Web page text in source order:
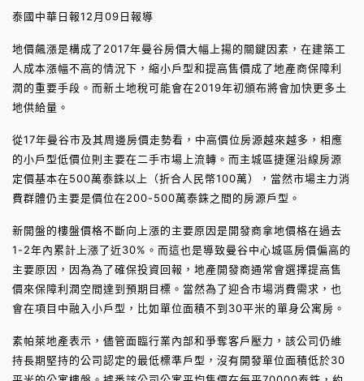
泰國中華日報12月09日報導
地價飆漲是構成了2017年曼谷房價大幅上揚的關鍵因素，在建築工
人成本漲幅不高的情況下，縮小戶型和提高售價成了地產商保障利
潤的重要手段。而新土地稅可能會在2019年初頒布將會加快更多土
地供給量。
從17年曼谷市及其周邊房價走勢看，中高價位房源越來越多，相應
的小戶型低價位則主要在二手市場上流轉。而主城區捷運沿線房源
定價基本在500萬泰銖以上（折合人民幣100萬），當然市場主力消
費群體仍主要是價位在200-500萬泰銖之間的房源戶型。
新開盤的樓盤價格不斷向上漲的主要原因是開發商拿地價格在過去
1-2年內累計上漲了近30%。而這也是導致曼谷中心城區房價偏高的
主要原因，因為為了確保投資回報，地產開發商通常會選擇提高售
價來保障利潤空間達到預期目標。當然為了迎合市場消費需求，也
會在項目中融入小戶型，比如單位面積不到30平米的單身公寓房。
素帕萊地產表示，儘管面臨行業內部和爭奪客戶壓力，該公司仍維
持長期堅持的公司認定的最低標準戶型，沒有開發單位面積低於30